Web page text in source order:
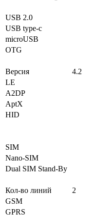
USB 2.0
USB type-c
microUSB
OTG
Версия
4.2
LE
A2DP
AptX
HID
SIM
Nano-SIM
Dual SIM Stand-By
Кол-во линий
2
GSM
GPRS